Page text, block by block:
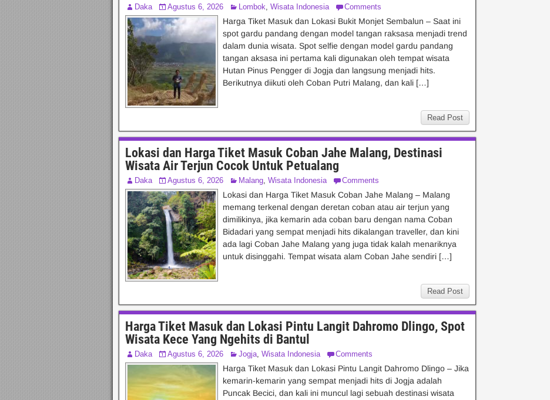
Daka Agustus 6, 2026 Lombok, Wisata Indonesia Comments
Harga Tiket Masuk dan Lokasi Bukit Monjet Sembalun – Saat ini
spot gardu pandang dengan model tangan raksasa menjadi trend
dalam dunia wisata. Spot selfie dengan model gardu pandang
tangan aksasa ini pertama kali digunakan oleh tempat wisata
Hutan Pinus Pengger di Jogja dan langsung menjadi hits.
Berikutnya diikuti oleh Coban Putri Malang, dan kali […]
Read Post
Lokasi dan Harga Tiket Masuk Coban Jahe Malang, Destinasi
Wisata Air Terjun Cocok Untuk Petualang
Daka Agustus 6, 2026 Malang, Wisata Indonesia Comments
Lokasi dan Harga Tiket Masuk Coban Jahe Malang – Malang
memang terkenal dengan deretan coban atau air terjun yang
dimilikinya, jika kemarin ada coban baru dengan nama Coban
Bidadari yang sempat menjadi hits dikalangan traveller, dan kini
ada lagi Coban Jahe Malang yang juga tidak kalah menariknya
untuk disinggahi. Tempat wisata alam Coban Jahe sendiri […]
Read Post
Harga Tiket Masuk dan Lokasi Pintu Langit Dahromo Dlingo, Spot
Wisata Kece Yang Ngehits di Bantul
Daka Agustus 6, 2026 Jogja, Wisata Indonesia Comments
Harga Tiket Masuk dan Lokasi Pintu Langit Dahromo Dlingo – Jika
kemarin-kemarin yang sempat menjadi hits di Jogja adalah
Puncak Becici, dan kali ini muncul lagi sebuah destinasi wisata